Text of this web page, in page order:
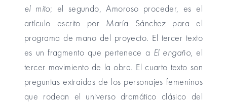
el mito; el segundo, Amoroso proceder, es el
artículo escrito por María Sánchez para el
programa de mano del proyecto. El tercer texto
es un fragmento que pertenece a El engaño, el
tercer movimiento de la obra. El cuarto texto son
preguntas extraídas de los personajes femeninos
que rodean el universo dramático clásico del